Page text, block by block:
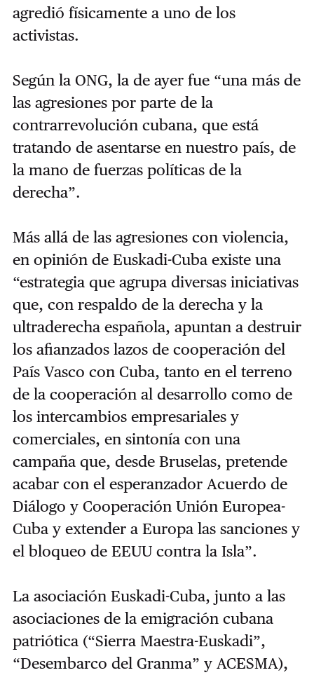
agredió físicamente a uno de los
activistas.
Según la ONG, la de ayer fue “una más de
las agresiones por parte de la
contrarrevolución cubana, que está
tratando de asentarse en nuestro país, de
la mano de fuerzas políticas de la
derecha”.
Más allá de las agresiones con violencia,
en opinión de Euskadi-Cuba existe una
“estrategia que agrupa diversas iniciativas
que, con respaldo de la derecha y la
ultraderecha española, apuntan a destruir
los afianzados lazos de cooperación del
País Vasco con Cuba, tanto en el terreno
de la cooperación al desarrollo como de
los intercambios empresariales y
comerciales, en sintonía con una
campaña que, desde Bruselas, pretende
acabar con el esperanzador Acuerdo de
Diálogo y Cooperación Unión Europea-
Cuba y extender a Europa las sanciones y
el bloqueo de EEUU contra la Isla”.
La asociación Euskadi-Cuba, junto a las
asociaciones de la emigración cubana
patriótica (“Sierra Maestra-Euskadi”,
“Desembarco del Granma” y ACESMA),